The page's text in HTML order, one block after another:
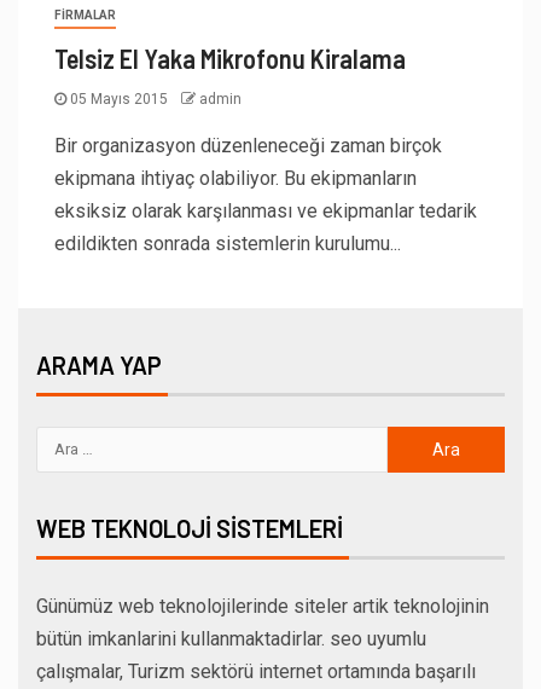
FIRMALAR
Telsiz El Yaka Mikrofonu Kiralama
05 Mayıs 2015 admin
Bir organizasyon düzenleneceği zaman birçok
ekipmana ihtiyaç olabiliyor. Bu ekipmanların
eksiksiz olarak karşılanması ve ekipmanlar tedarik
edildikten sonrada sistemlerin kurulumu...
ARAMA YAP
WEB TEKNOLOJI SISTEMLERI
Günümüz web teknolojilerinde siteler artik teknolojinin
bütün imkanlarini kullanmaktadirlar. seo uyumlu
çalışmalar, Turizm sektörü internet ortamında başarılı